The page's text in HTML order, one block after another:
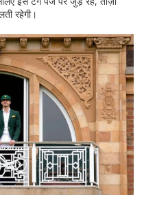
रहेगी।